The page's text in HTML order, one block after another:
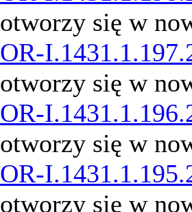
otworzy się w
OR-
otworzy się w
OR-
otworzy się w
OR-
otworzy się w